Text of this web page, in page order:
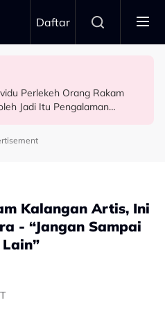
Daftar
- Jinggo Nasihat Ibu Bapa
Rumah Tangga Anak
Perlekeh Orang Rakam
Jadi Itu Pengalaman
Syafiq Farhain Tampil
Pertama Kali
Dadew Hidupkan Kisah
Kalangan Artis, Ini
- “Jangan Sampai